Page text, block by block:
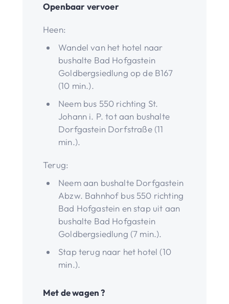
Openbaar vervoer
Heen:
Wandel van het hotel naar
bushalte Bad Hofgastein
Goldbergsiedlung op de B167
(10 min.).
Neem bus 550 richting St.
Johann i. P. tot aan bushalte
Dorfgastein Dorfstraße (11
min.).
Terug:
Neem aan bushalte Dorfgastein
Abzw. Bahnhof bus 550 richting
Bad Hofgastein en stap uit aan
bushalte Bad Hofgastein
Goldbergsiedlung (7 min.).
Stap terug naar het hotel (10
min.).
Met de wagen ?